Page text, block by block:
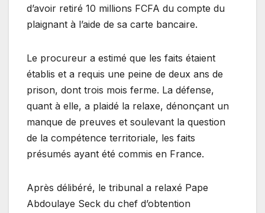
d’avoir retiré 10 millions FCFA du compte du
plaignant à l’aide de sa carte bancaire.
Le procureur a estimé que les faits étaient
établis et a requis une peine de deux ans de
prison, dont trois mois ferme. La défense,
quant à elle, a plaidé la relaxe, dénonçant un
manque de preuves et soulevant la question
de la compétence territoriale, les faits
présumés ayant été commis en France.
Après délibéré, le tribunal a relaxé Pape
Abdoulaye Seck du chef d’obtention